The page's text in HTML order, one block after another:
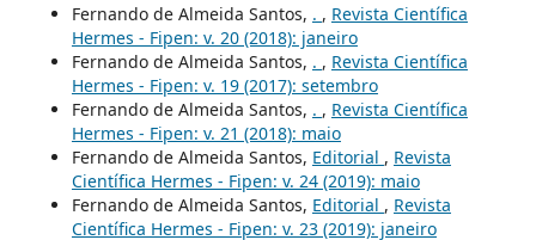
Fernando de Almeida Santos, . , Revista Científica
Hermes - Fipen: v. 20 (2018): janeiro
Fernando de Almeida Santos, . , Revista Científica
Hermes - Fipen: v. 19 (2017): setembro
Fernando de Almeida Santos, . , Revista Científica
Hermes - Fipen: v. 21 (2018): maio
Fernando de Almeida Santos, Editorial , Revista
Científica Hermes - Fipen: v. 24 (2019): maio
Fernando de Almeida Santos, Editorial , Revista
Científica Hermes - Fipen: v. 23 (2019): janeiro